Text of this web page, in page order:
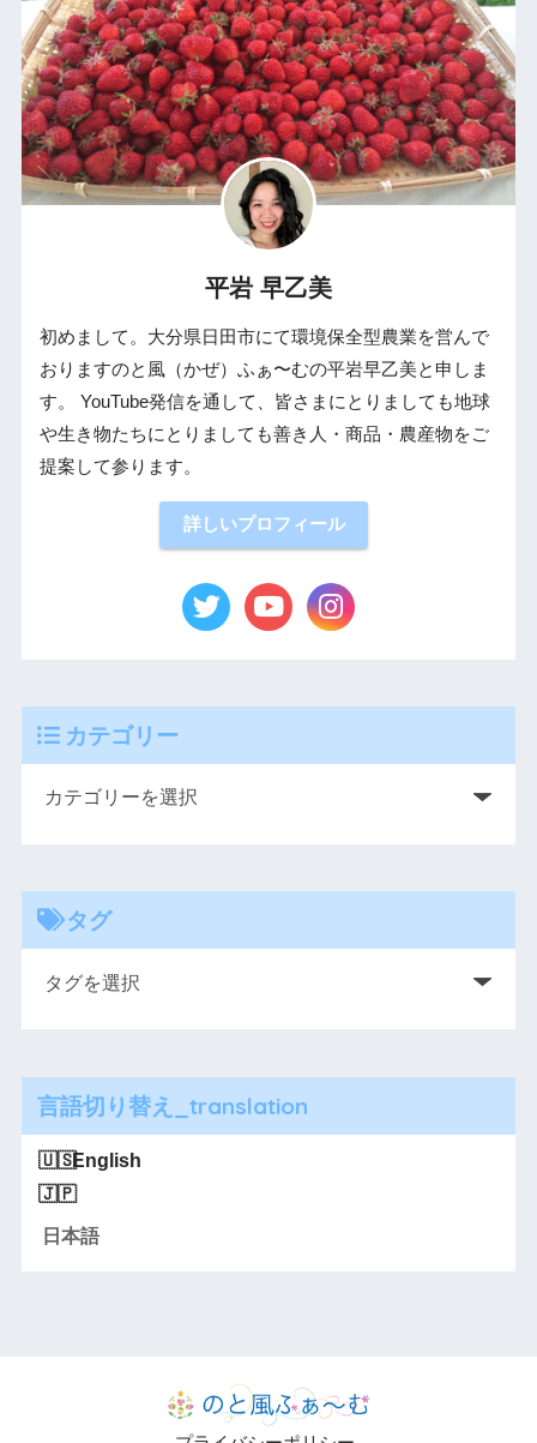
平岩 早乙美
初めまして。大分県日田市にて環境保全型農業を営んで
おりますのと風（かぜ）ふぁ〜むの平岩早乙美と申しま
す。 YouTube発信を通して、皆さまにとりましても地球
や生き物たちにとりましても善き人・商品・農産物をご
提案して参ります。
詳しいプロフィール
カテゴリー
タグ
言語切り替え_translation
English
日本語